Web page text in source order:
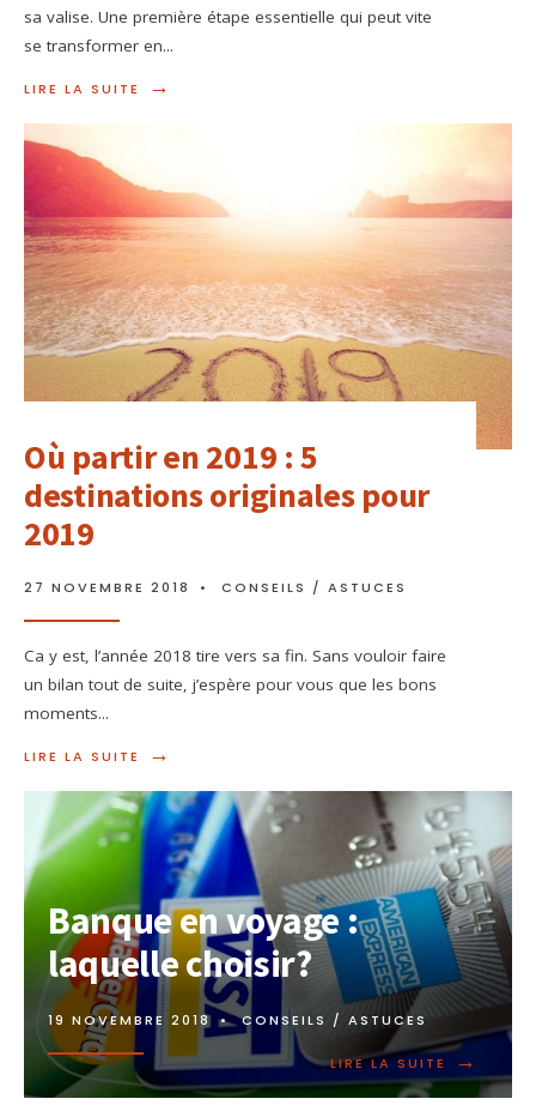
sa valise. Une première étape essentielle qui peut vite
se transformer en...
LIRE LA SUITE →
Où partir en 2019 : 5
destinations originales pour
2019
27 NOVEMBRE 2018 • CONSEILS / ASTUCES
Ca y est, l’année 2018 tire vers sa fin. Sans vouloir faire
un bilan tout de suite, j’espère pour vous que les bons
moments...
LIRE LA SUITE →
Banque en voyage :
laquelle choisir?
19 NOVEMBRE 2018 • CONSEILS / ASTUCES
LIRE LA SUITE →